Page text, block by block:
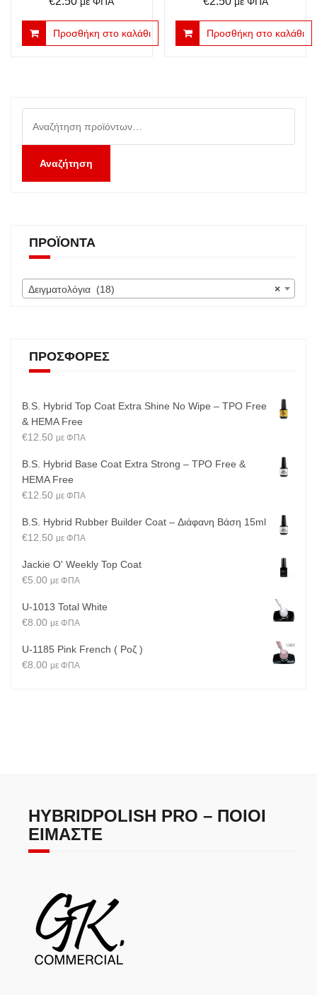
Προσθήκη στο καλάθι Προσθήκη στο καλάθι
για:
Αναζήτηση
ΠΡΟΪΌΝΤΑ
×
Δειγματολόγια (18)
ΠΡΟΣΦΟΡΈΣ
B.S. Hybrid Top Coat Extra Shine No Wipe – TPO Free
& HEMA Free
€12.50 με ΦΠΑ
B.S. Hybrid Base Coat Extra Strong – TPO Free &
HEMA Free
€12.50 με ΦΠΑ
B.S. Hybrid Rubber Builder Coat – Διάφανη Βάση 15ml
€12.50 με ΦΠΑ
Jackie O' Weekly Top Coat
€5.00 με ΦΠΑ
U-1013 Total White
€8.00 με ΦΠΑ
U-1185 Pink French ( Ροζ )
€8.00 με ΦΠΑ
HYBRIDPOLISH PRO – ΠΟΙΟΙ
ΕΊΜΑΣΤΕ